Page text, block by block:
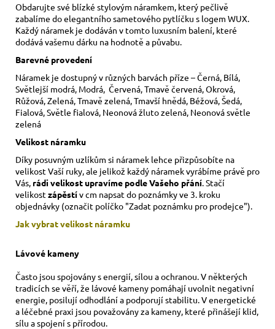
Obdarujte své blízké stylovým náramkem, který pečlivě
zabalíme do elegantního sametového pytlíčku s logem WUX.
Každý náramek je dodáván v tomto luxusním balení, které
dodává vašemu dárku na hodnotě a půvabu.
Barevné provedení
Náramek je dostupný v různých barvách příze – Černá, Bílá,
Světlejší modrá, Modrá, Červená, Tmavě červená, Okrová,
Růžová, Zelená, Tmavě zelená, Tmavší hnědá, Béžová, Šedá,
Fialová, Světle fialová, Neonová žluto zelená, Neonová světle
zelená
Velikost náramku
Díky posuvným uzlíkům si náramek lehce přizpůsobíte na
velikost Vaší ruky, ale jelikož každý náramek vyrábíme právě pro
Vás, rádi velikost upravíme podle Vašeho přání . Stačí
velikostzápěstív cm napsat do poznámky ve 3. kroku
objednávky (označit políčko "Zadat poznámku pro prodejce").
Jak vybrat velikost náramku
Lávové kameny
Často jsou spojovány s energií, sílou a ochranou. V některých
tradicích se věří, že lávové kameny pomáhají uvolnit negativní
energie, posilují odhodlání a podporují stabilitu. V energetické
a léčebné praxi jsou považovány za kameny, které přinášejí klid,
sílu a spojení s přírodou.